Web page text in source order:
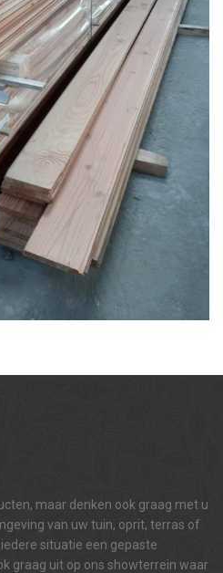
maar denken ook graag met u
van uw tuin, oprit, terras of
situatie een gepaste
graag uit op ons showterrein waar